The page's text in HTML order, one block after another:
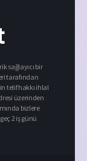
sağlayıcı bir
tarafından
telif hakkı ihlal
üzerinden
bizlere
2 iş günü